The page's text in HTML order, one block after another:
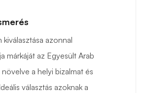
kiválasztása azonnal
márkáját az Egyesült Arab
növelve a helyi bizalmat és
választás azoknak a